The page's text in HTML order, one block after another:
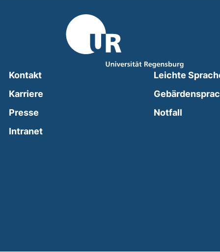
Kontakt
Karriere
Presse
Intranet(external link, opens in a new window)
Leichte
Notfall